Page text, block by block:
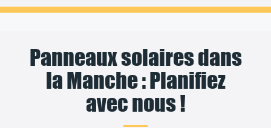
Panneaux solaires dans
la Manche : Planifiez
avec nous !